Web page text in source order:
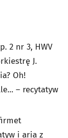
2 nr 3, HWV
J.
Oh!
– recytatyw
i aria z